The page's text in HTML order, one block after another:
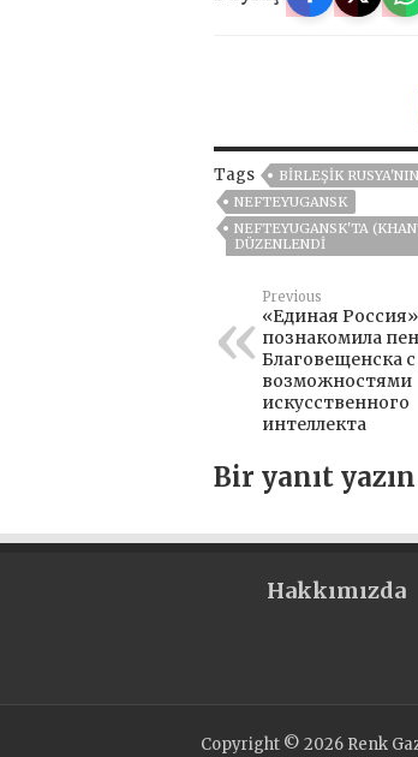
Tags BIRLEŞIK
NEFTEYUGANSK
NEFTEYUGANSK'TA
DÜZENLENDI
Previous
«Единая Россия»
познакомила
Благовещенска с
возможностями
искусственного
интеллекта
Bir yanıt yazın
Hakkımızda
Copyright © 2026 Renk